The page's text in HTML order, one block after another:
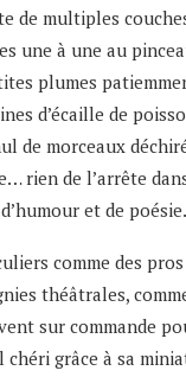
de multiples
une à une au
plumes
d’écaille de
de morceaux
rien de l’arrête
et de poésie.
comme des
théâtrales,
sur commande
chéri grâce à sa